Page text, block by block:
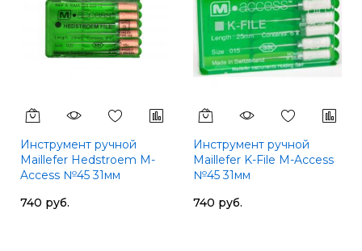
Инструмент ручной
Maillefer Hedstroem M-
Access №45 31мм
740 руб.
Инструмент ручной
Maillefer K-File M-Access
№45 31мм
740 руб.